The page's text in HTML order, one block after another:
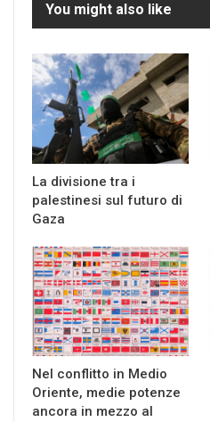
You might also like
La divisione tra i
palestinesi sul futuro di
Gaza
Nel conflitto in Medio
Oriente, medie potenze
ancora in mezzo al